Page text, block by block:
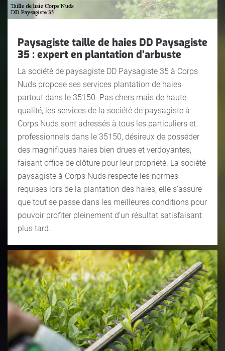
Paysagiste taille de haies DD Paysagiste
35 : expert en plantation d’arbuste
La société de paysagiste DD Paysagiste 35 à Corps
Nuds propose ses services plantation de haies
partout dans le 35150. Pas chers mais de haute
qualité, les services de la société de paysagiste à
Corps Nuds sont adressés à tous les particuliers et
professionnels dans le 35150, désireux de posséder
des magnifiques haies bien drues et verdoyantes,
faisant office de clôture pour leur propriété. La société
paysagiste à Corps Nuds respecte les normes
requises lors de la plantation des haies, elle s’assure
que tout se passe dans les meilleures conditions pour
pouvoir profiter pleinement d’un résultat satisfaisant
plus tard.